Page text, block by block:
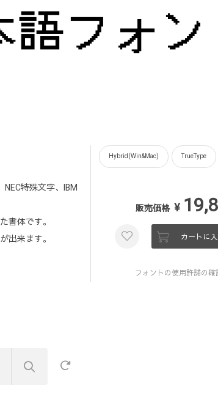
特殊文字、IBM
書体です。
出来ます。
Hybrid(Win&Mac) TrueType
販売価格 ¥
カートに
フォントの使用許諾の確